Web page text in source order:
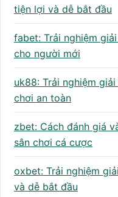
tiện lợi và dễ bắt đầu
fabet: Trải nghiệm
cho người mới
uk88: Trải nghiệm
chơi an toàn
zbet: Cách đánh giá
sân chơi cá cược
oxbet: Trải nghiệm
và dễ bắt đầu